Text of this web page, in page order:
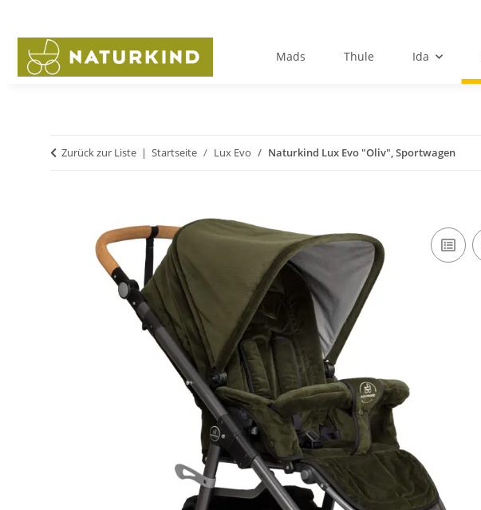
Mads Thule Ida
Zurück zur Liste Startseite Lux Evo Naturkind Lux Evo "Oliv", Sportwagen